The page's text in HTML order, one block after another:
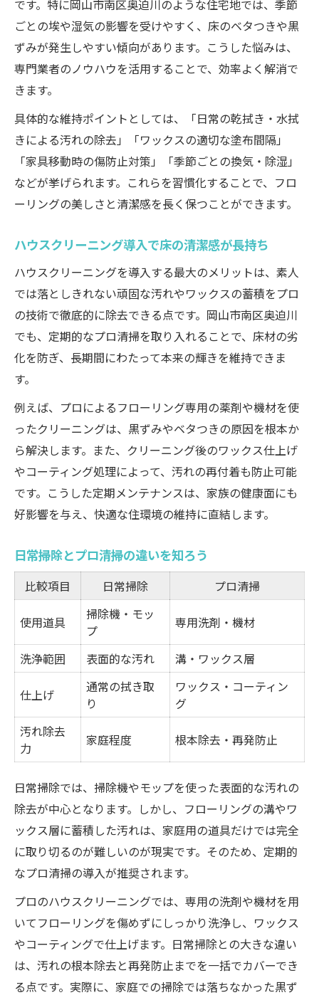
プロ依頼で実感できる床の美しさ
黒ずみ対策ならハウスクリーニングが安心
ワックス剥離で実現する床の光沢復活術
床の光沢を取り戻すハウスクリーニング技
術
ワックス蓄積による劣化を防ぐポイント
失敗しない床ワックス剥離のコツ
プロのワックス剥離で床が蘇る理由
清潔空間づくりのためのハウスクリーニン
グ比較表
家族の健康を守るフローリング清掃の重要
性
ハウスクリーニング活用で快適生活を実現
日常掃除だけでは届かない清潔感の理由
安心の掃除業者選び南区奥迫川編
南区奥迫川のハウスクリーニング業者比較
失敗しない業者選びのチェックポイント
口コミから見抜く信頼できる清掃サービス
料金相場とサービス内容の違いを把握しよ
う
です。特に岡山市南区奥迫川のような住宅地では、季節
ごとの埃や湿気の影響を受けやすく、床のベタつきや黒
ずみが発生しやすい傾向があります。こうした悩みは、
専門業者のノウハウを活用することで、効率よく解消で
きます。
具体的な維持ポイントとしては、「日常の乾拭き・水拭
きによる汚れの除去」「ワックスの適切な塗布間隔」
「家具移動時の傷防止対策」「季節ごとの換気・除湿」
などが挙げられます。これらを習慣化することで、フロ
ーリングの美しさと清潔感を長く保つことができます。
ハウスクリーニング導入で床の清潔感が長持ち
ハウスクリーニングを導入する最大のメリットは、素人
では落としきれない頑固な汚れやワックスの蓄積をプロ
の技術で徹底的に除去できる点です。岡山市南区奥迫川
でも、定期的なプロ清掃を取り入れることで、床材の劣
化を防ぎ、長期間にわたって本来の輝きを維持できま
す。
例えば、プロによるフローリング専用の薬剤や機材を使
ったクリーニングは、黒ずみやベタつきの原因を根本か
ら解決します。また、クリーニング後のワックス仕上げ
やコーティング処理によって、汚れの再付着も防止可能
です。こうした定期メンテナンスは、家族の健康面にも
好影響を与え、快適な住環境の維持に直結します。
日常掃除とプロ清掃の違いを知ろう
比較項目 日常掃除 プロ清掃
使用道具
掃除機・モッ
プ
専用洗剤・機材
洗浄範囲 表面的な汚れ 溝・ワックス層
仕上げ
通常の拭き取
り
ワックス・コーティン
グ
汚れ除去
力
家庭程度 根本除去・再発防止
日常掃除では、掃除機やモップを使った表面的な汚れの
除去が中心となります。しかし、フローリングの溝やワ
ックス層に蓄積した汚れは、家庭用の道具だけでは完全
に取り切るのが難しいのが現実です。そのため、定期的
なプロ清掃の導入が推奨されます。
プロのハウスクリーニングでは、専用の洗剤や機材を用
いてフローリングを傷めずにしっかり洗浄し、ワックス
やコーティングで仕上げます。日常掃除との大きな違い
は、汚れの根本除去と再発防止までを一括でカバーでき
る点です。実際に、家庭での掃除では落ちなかった黒ず